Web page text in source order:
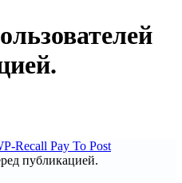
Recall Pay To Post
публикацией.